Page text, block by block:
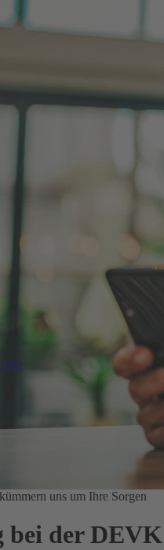
uns um Ihre Sorgen
bei der DEVK